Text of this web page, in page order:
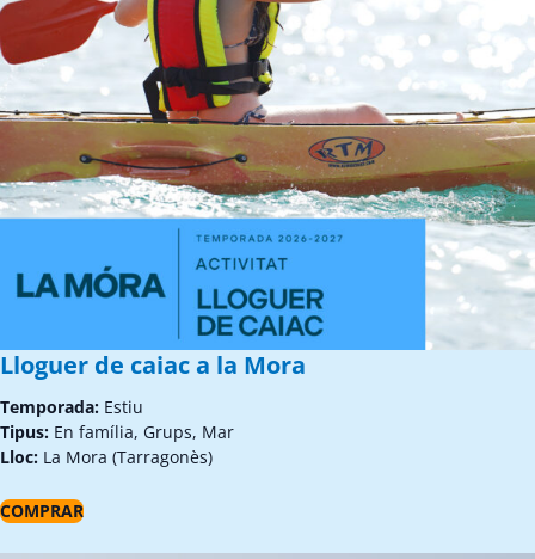
Lloguer de caiac a la Mora
Temporada: Estiu
Tipus: En família, Grups, Mar
Lloc: La Mora (Tarragonès)
COMPRAR